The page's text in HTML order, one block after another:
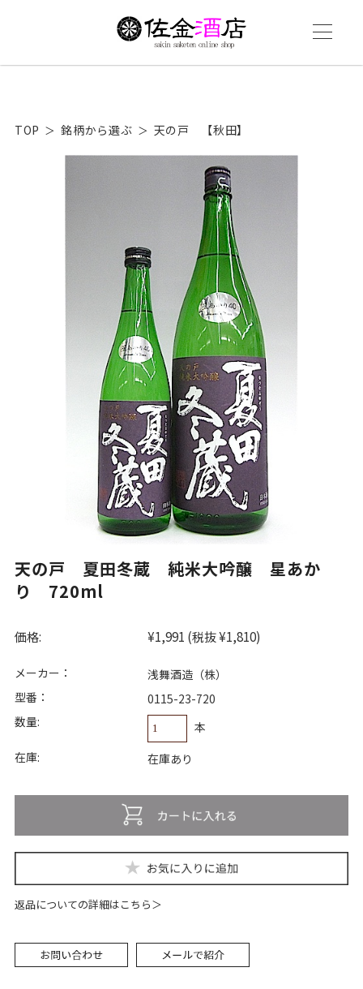
TOP 銘柄から選ぶ 天の戸 【秋田】
天の戸 夏田冬蔵 純米大吟醸 星あか
り 720ml
価格: ¥1,991 (税抜 ¥1,810)
メーカー：
浅舞酒造（株）
型番：
0115-23-720
数量:
本
在庫:
在庫あり
返品についての詳細はこちら